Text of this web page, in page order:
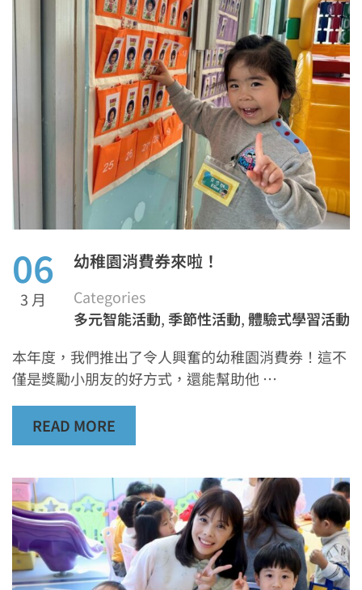
06
3 月
幼稚園消費券來啦！
Categories
多元智能活動, 季節性活動,體驗式學習活動
本年度，我們推出了令人興奮的幼稚園消費券！這不
僅是獎勵小朋友的好方式，還能幫助他 …
READ MORE